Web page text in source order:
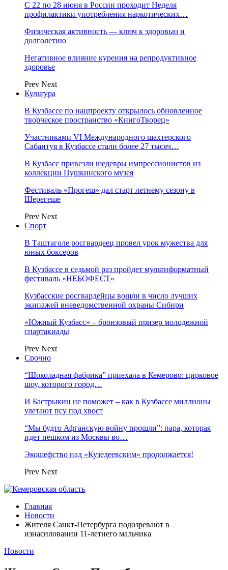
С 22 по 28 июня в России проходит Неделя
профилактики употребления наркотических…
Физическая активность — ключ к здоровью и
долголетию
Негативное влияние курения на репродуктивное
здоровье
Prev Next
Культура
В Кузбассе по нацпроекту открылось обновленное
творческое пространство «КнигоТворец»
Участниками VI Международного шахтерского
Сабантуя в Кузбассе стали более 27 тысяч…
В Кузбасс привезли шедевры импрессионистов из
коллекции Пушкинского музея
Фестиваль «Прогеш» дал старт летнему сезону в
Шерегеше
Prev Next
Спорт
В Таштаголе росгвардеец провел урок мужества для
юных боксеров
В Кузбассе в седьмой раз пройдет мультиформатный
фестиваль «НЕБОФЕСТ»
Кузбасские росгвардейцы вошли в число лучших
экипажей вневедомственной охраны Сибири
«Южный Кузбасс» – бронзовый призер молодежной
спартакиады
Prev Next
Срочно
“Шоколадная фабрика” приехала в Кемерово: цирковое
шоу, которого город…
И Бастрыкин не поможет – как в Кузбассе миллионы
улетают псу под хвост
“Мы будто Афганскую войну прошли”: пара, которая
идет пешком из Москвы во…
Экошефство над «Кузедеевским» продолжается!
Prev Next
Главная
Новости
Жителя Санкт-Петербурга подозревают в
изнасиловании 11-летнего мальчика
Новости